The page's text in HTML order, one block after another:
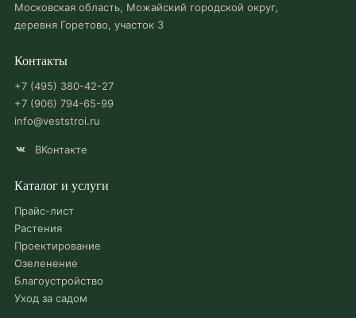
Московская область, Можайский городской округ,
деревня Горетово, участок 3
Контакты
+7 (495) 380-42-27
+7 (906) 794-65-99
info@veststroi.ru
ВКонтакте
Каталог и услуги
Прайс-лист
Растения
Проектирование
Озеленение
Благоустройство
Уход за садом